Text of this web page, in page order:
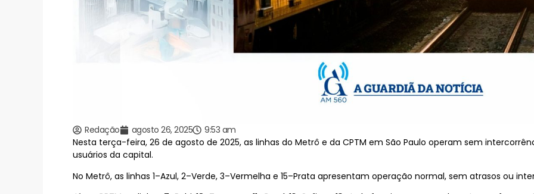
Redação agosto 26, 2025
9:53 am
Nesta terça-feira, 26 de agosto de 2025, as linhas do Metrô e da CPTM em São Paulo operam sem
usuários da capital.
No Metrô, as linhas 1–Azul, 2–Verde, 3–Vermelha e 15–Prata apresentam operação normal, sem atrasos ou